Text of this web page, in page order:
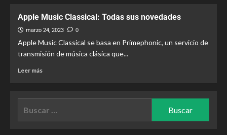
Apple Music Classical: Todas sus novedades
marzo 24, 2023 0
Apple Music Classical se basa en Primephonic, un servicio de
transmisión de música clásica que...
Leer más